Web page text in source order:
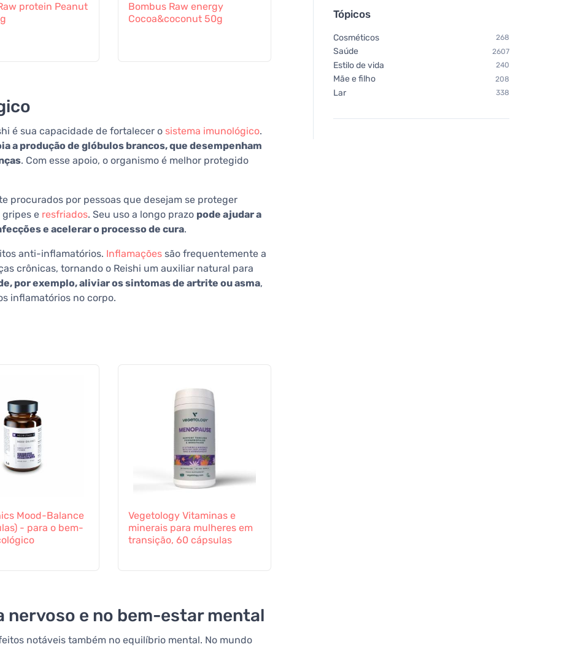
protein Peanut
Bombus Raw energy
Cocoa&coconut 50g
peanut&cocolate 50g
é sua capacidade de fortalecer o sistema imunológico.
a produção de glóbulos brancos, que desempenham
. Com esse apoio, o organismo é melhor protegido
procurados por pessoas que desejam se proteger
e resfriados. Seu uso a longo prazo pode ajudar a
e acelerar o processo de cura.
anti-inflamatórios. Inflamações são frequentemente a
crônicas, tornando o Reishi um auxiliar natural para
por exemplo, aliviar os sintomas de artrite ou asma,
inflamatórios no corpo.
Mood-Balance
- para o bem-
Vegetology Vitaminas e
minerais para mulheres em
transição, 60 cápsulas
nervoso e no bem-estar mental
notáveis também no equilíbrio mental. No mundo
Tópicos
Cosméticos 268
Saúde 2607
Estilo de vida 240
Mãe e filho 208
Lar 338